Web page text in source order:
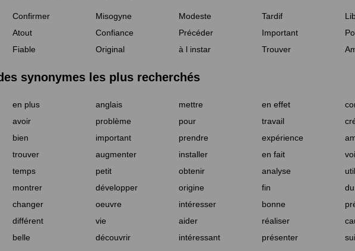
Confirmer Misogyne Modeste Tardif
Atout Confiance Précéder Important
Fiable Original à l instar Trouver
synonymes les plus recherchés
en plus anglais mettre en effet
avoir problème pour travail
bien important prendre expérience
trouver augmenter installer en fait
temps petit obtenir analyse
montrer développer origine fin
changer oeuvre intéresser bonne
différent vie aider réaliser
belle découvrir intéressant présenter